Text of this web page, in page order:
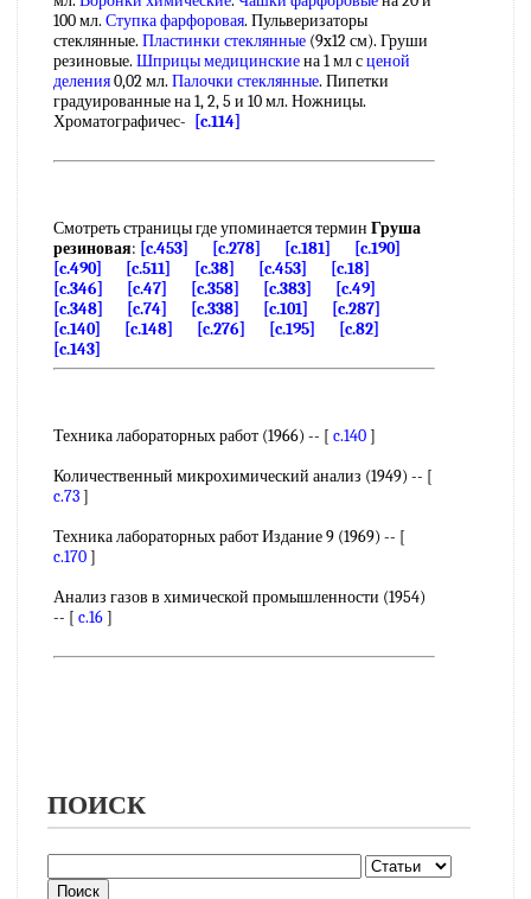
100 мл. Ступка фарфоровая. Пульверизаторы
стеклянные. Пластинки стеклянные (9x12 см). Груши
резиновые. Шприцы медицинскиена 1 мл сценой
деления0,02 мл. Палочки стеклянные. Пипетки
градуированные на 1, 2, 5 и 10 мл. Ножницы.
Хроматографичес-
[c.114]
Смотреть страницы где упоминается термин Груша
резиновая: [c.453] [c.278] [c.181]
[c.190]
[c.490]
[c.511] [c.38] [c.453]
[c.18]
[c.346]
[c.47] [c.358] [c.383]
[c.49]
[c.348]
[c.74] [c.338] [c.101]
[c.287]
[c.140]
[c.148] [c.276] [c.195]
[c.82]
[c.143]
Техника лабораторных работ (1966) -- [ c.140]
Количественный микрохимический анализ (1949) -- [
c.73]
Техника лабораторных работ Издание 9 (1969) -- [
c.170]
Анализ газов в химической промышленности (1954)
-- [ c.16]
ПОИСК